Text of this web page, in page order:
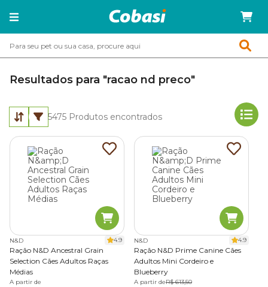
Resultados para "racao nd preco"
5475 Produtos encontrados
N&D 4.9
Ração N&D Ancestral Grain
Selection Cães Adultos Raças
Médias
A partir de
N&D 4.9
Ração N&D Prime Canine Cães
Adultos Mini Cordeiro e
Blueberry
A partir deR$ 613,50